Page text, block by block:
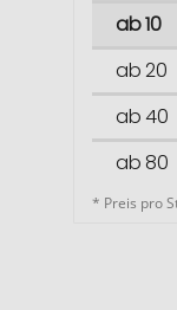
ab 10
ab 20
ab 40
ab 80
* Preis pro